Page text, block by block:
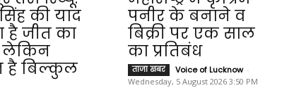
की याद
है जीत का
लेकिन
है बिल्कुल
पनीर के बनाने व
बिक्री पर एक साल
का प्रतिबंध
ताजा खबर Voice of Lucknow -
Wednesday, 5 August 2026 3:50 PM